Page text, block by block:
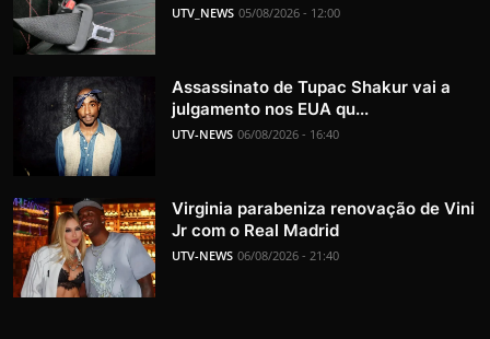
UTV_NEWS 05/08/2026 - 12:00
Assassinato de Tupac Shakur vai a
julgamento nos EUA qu...
UTV-NEWS 06/08/2026 - 16:40
Virginia parabeniza renovação de Vini
Jr com o Real Madrid
UTV-NEWS 06/08/2026 - 21:40